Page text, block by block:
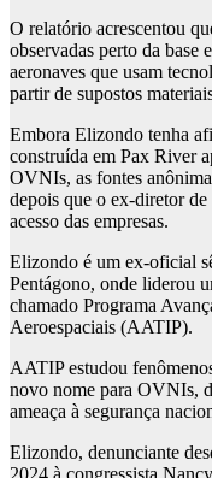
O relatório acrescentou
observadas perto da base
aeronaves que usam
partir de supostos
Embora Elizondo tenha
construída em Pax River
OVNIs, as fontes
depois que o ex-diretor
acesso das empresas.
Elizondo é um ex-oficial
Pentágono, onde liderou
chamado Programa
Aeroespaciais (AATIP).
AATIP estudou
novo nome para OVNIs,
ameaça à segurança
Elizondo, denunciante